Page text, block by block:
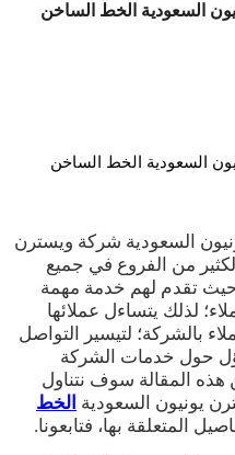
السعودية الخط الساخن
السعودية شركة ويسترن
من الفروع في جميع
حيث تقدم لهم خدمة مهمة
لذلك يتساءل عملائها
بالشركة؛ لتيسير التواصل
حول خدمات الشركة
المقالة سوف نتناول
يونيون السعودية الخط